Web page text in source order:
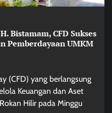
Bistamam, CFD Sukses
Pemberdayaan UMKM
(CFD) yang berlangsung
Keuangan dan Aset
Hilir pada Minggu